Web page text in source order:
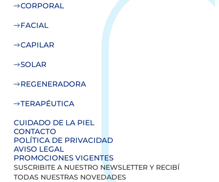
CORPORAL
FACIAL
CAPILAR
SOLAR
REGENERADORA
TERAPÉUTICA
CUIDADO DE LA PIEL
CONTACTO
POLÍTICA DE PRIVACIDAD
AVISO LEGAL
PROMOCIONES VIGENTES
SUSCRIBITE A NUESTRO NEWSLETTER Y RECIBÍ
TODAS NUESTRAS NOVEDADES